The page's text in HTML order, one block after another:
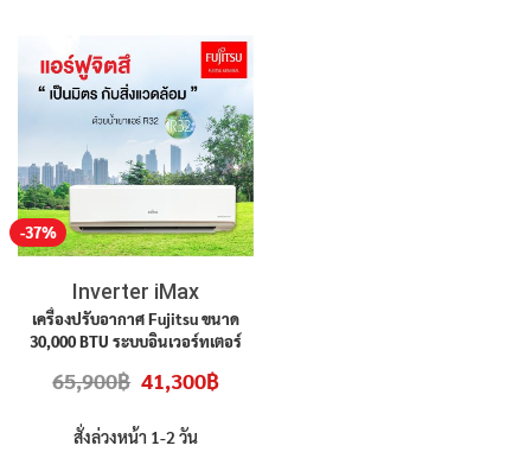
-37%
Inverter iMax
ASMG30CETA
เครื่องปรับอากาศ Fujitsuขนาด
30,000 BTU ระบบอินเวอร์ทเตอร์
ประกันศูนย์ ราคาไม่รวมติดตั้ง
65,900฿ Original
price
65,900฿.
41,300฿Current
price
สั่งล่วงหน้า 1-2 วัน